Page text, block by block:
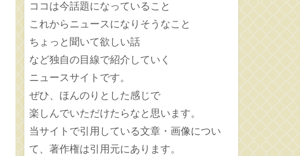
ココは今話題になっていること
これからニュースになりそうなこと
ちょっと聞いて欲しい話
など独自の目線で紹介していく
ニュースサイトです。
ぜひ、ほんのりとした感じで
楽しんでいただけたらなと思います。
当サイトで引用している文章・画像につい
て、著作権は引用元にあります。